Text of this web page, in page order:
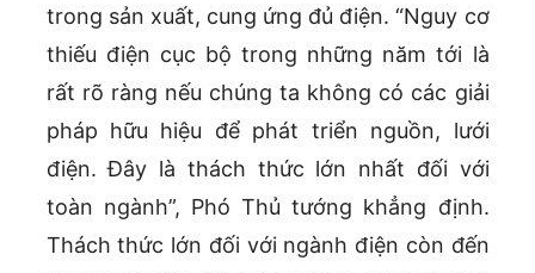
trong sản xuất, cung ứng đủ điện. “Nguy cơ
thiếu điện cục bộ trong những năm tới là
rất rõ ràng nếu chúng ta không có các giải
pháp hữu hiệu để phát triển nguồn, lưới
điện. Đây là thách thức lớn nhất đối với
toàn ngành”, Phó Thủ tướng khẳng định.
Thách thức lớn đối với ngành điện còn đến